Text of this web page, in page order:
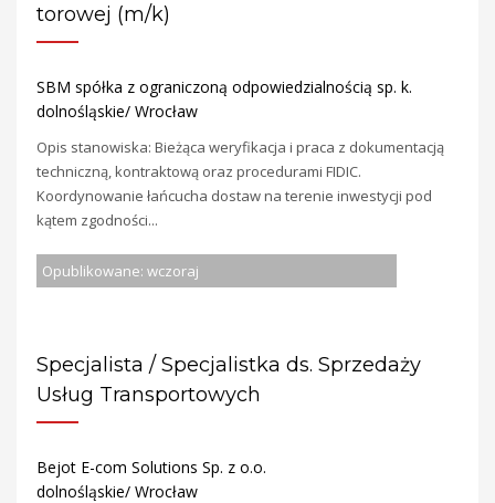
torowej (m/k)
SBM spółka z ograniczoną odpowiedzialnością sp. k.
dolnośląskie/ Wrocław
Opis stanowiska: Bieżąca weryfikacja i praca z dokumentacją
techniczną, kontraktową oraz procedurami FIDIC.
Koordynowanie łańcucha dostaw na terenie inwestycji pod
kątem zgodności...
Opublikowane: wczoraj
Specjalista / Specjalistka ds. Sprzedaży
Usług Transportowych
Bejot E-com Solutions Sp. z o.o.
dolnośląskie/ Wrocław